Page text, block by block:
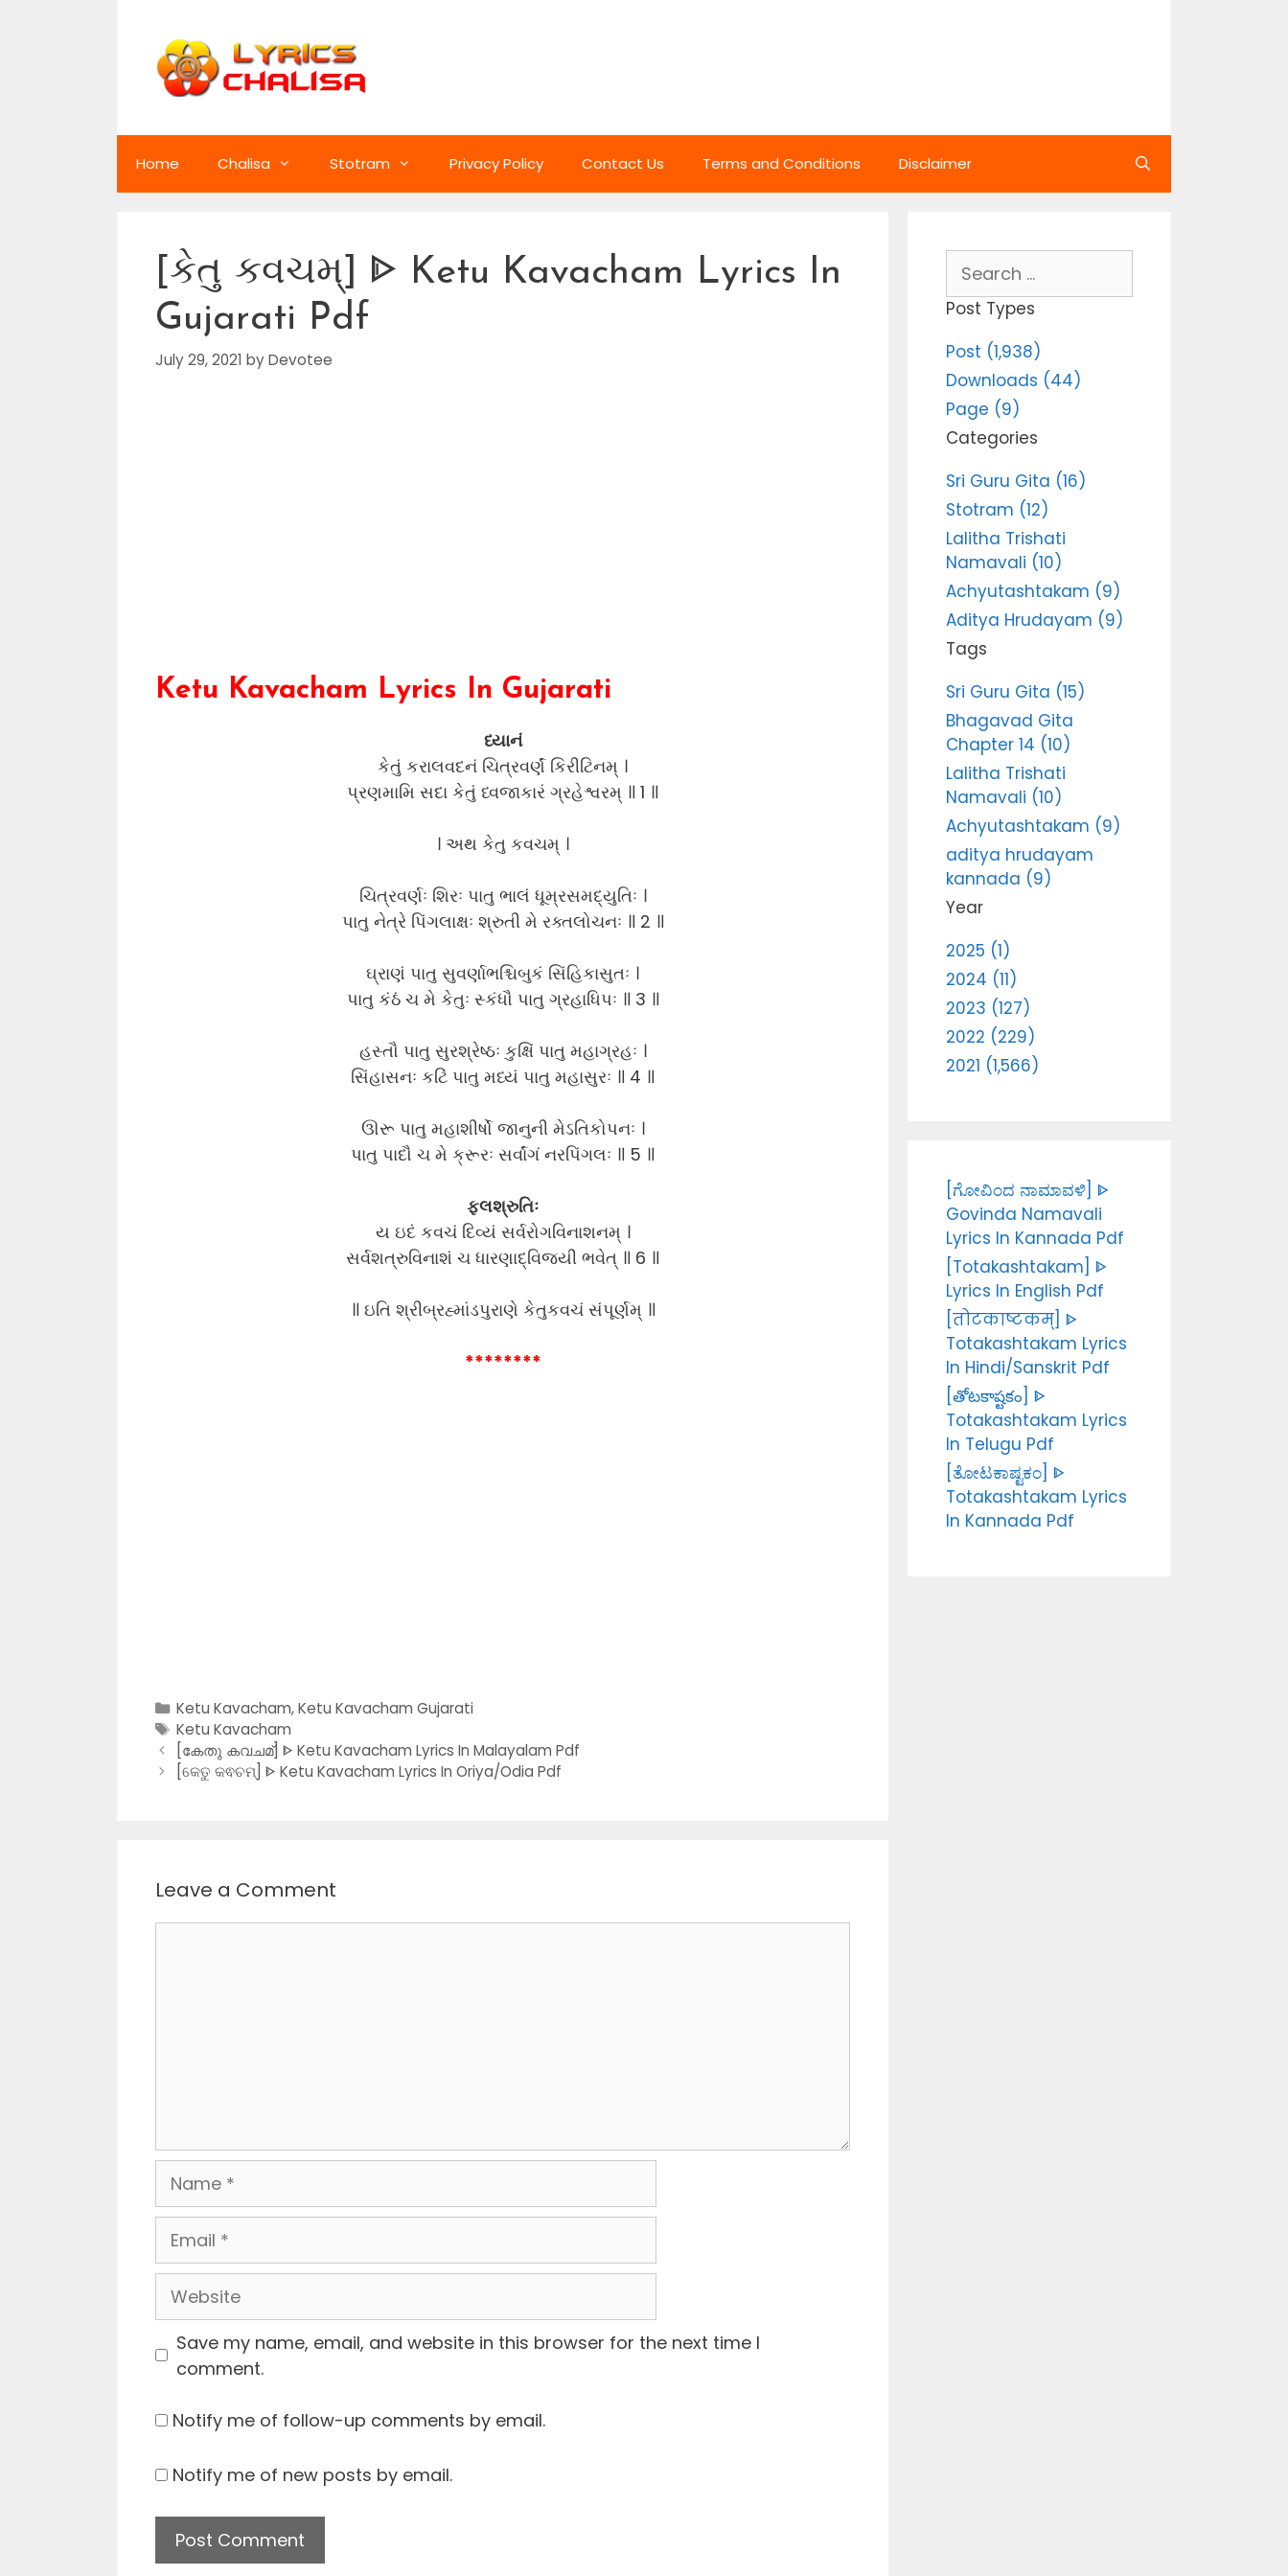
Home Chalisa Stotram Privacy Policy Contact Us Terms and Conditions Disclaimer
[કેતુ કવચમ્] ᐈ Ketu Kavacham Lyrics In
Gujarati Pdf
July 29, 2021 byDevotee
Ketu Kavacham Lyrics In Gujarati
ધ્યાનં
કેતું કરાલવદનં ચિત્રવર્ણં કિરીટિનમ્ ।
પ્રણમામિ સદા કેતું ધ્વજાકારં ગ્રહેશ્વરમ્ ॥ 1 ॥
। અથ કેતુ કવચમ્ ।
ચિત્રવર્ણઃ શિરઃ પાતુ ભાલં ધૂમ્રસમદ્યુતિઃ ।
પાતુ નેત્રે પિંગલાક્ષઃ શ્રુતી મે રક્તલોચનઃ ॥ 2 ॥
ઘ્રાણં પાતુ સુવર્ણાભશ્ચિબુકં સિંહિકાસુતઃ ।
પાતુ કંઠં ચ મે કેતુઃ સ્કંધૌ પાતુ ગ્રહાધિપઃ ॥ 3 ॥
હસ્તૌ પાતુ સુરશ્રેષ્ઠઃ કુક્ષિં પાતુ મહાગ્રહઃ ।
સિંહાસનઃ કટિં પાતુ મધ્યં પાતુ મહાસુરઃ ॥ 4 ॥
ઊરૂ પાતુ મહાશીર્ષો જાનુની મેઽતિકોપનઃ ।
પાતુ પાદૌ ચ મે ક્રૂરઃ સર્વાંગં નરપિંગલઃ ॥ 5 ॥
ફલશ્રુતિઃ
ય ઇદં કવચં દિવ્યં સર્વરોગવિનાશનમ્ ।
સર્વશત્રુવિનાશં ચ ધારણાદ્વિજયી ભવેત્ ॥ 6 ॥
॥ ઇતિ શ્રીબ્રહ્માંડપુરાણે કેતુકવચં સંપૂર્ણમ્ ॥
********
Categories
Ketu Kavacham,Ketu Kavacham Gujarati
Tags
Ketu Kavacham
[കേതു കവചമ്] ᐈ Ketu Kavacham Lyrics In Malayalam Pdf
[କେତୁ କଵଚମ୍] ᐈ Ketu Kavacham Lyrics In Oriya/Odia Pdf
Leave a Comment
Name
Email
Website
Save my name, email, and website in this browser for the next time I
comment.
Notify me of follow-up comments by email.
Notify me of new posts by email.
for:
Post Types
Post (1,938)
Downloads (44)
Page (9)
Categories
Sri Guru Gita (16)
Stotram (12)
Lalitha Trishati
Namavali (10)
Achyutashtakam (9)
Aditya Hrudayam (9)
Tags
Sri Guru Gita (15)
Bhagavad Gita
Chapter 14 (10)
Lalitha Trishati
Namavali (10)
Achyutashtakam (9)
aditya hrudayam
kannada (9)
Year
2025 (1)
2024 (11)
2023 (127)
2022 (229)
2021 (1,566)
[ಗೋವಿಂದ ನಾಮಾವಳಿ] ᐈ
Govinda Namavali
Lyrics In Kannada Pdf
[Totakashtakam] ᐈ
Lyrics In English Pdf
[तोटकाष्टकम्] ᐈ
Totakashtakam Lyrics
In Hindi/Sanskrit Pdf
[తోటకాష్టకం] ᐈ
Totakashtakam Lyrics
In Telugu Pdf
[ತೋಟಕಾಷ್ಟಕಂ] ᐈ
Totakashtakam Lyrics
In Kannada Pdf